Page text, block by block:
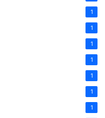
1
1
1
1
1
1
1